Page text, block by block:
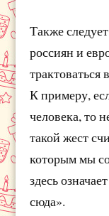
Также
россиян и
К примеру,
человека, то
такой жест
которым мы
здесь
сюда».